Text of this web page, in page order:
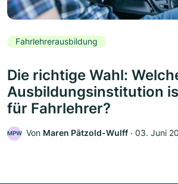
Fahrlehrerausbildung
Die richtige Wahl:
Ausbildungsinstitution
für Fahrlehrer?
MPW Von Maren Pätzold-Wulff ‧ 03. Juni